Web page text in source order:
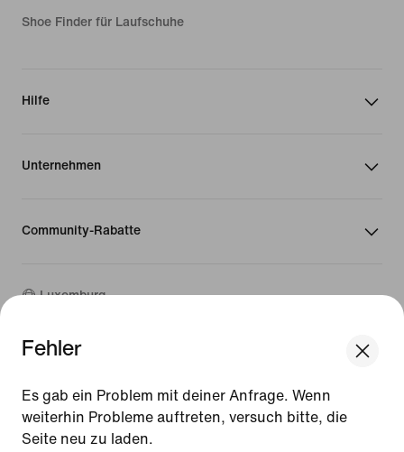
Update your location?
Luxemburg
Fehler
Es gab ein Problem mit deiner Anfrage. Wenn
weiterhin Probleme auftreten, versuch bitte, die
Seite neu zu laden.
Shoe Finder für Laufschuhe
Hilfe
Unternehmen
Community-Rabatte
Luxemburg
© 2026Nike, Inc. Alle Rechte vorbehalten
Nutzungsbedingungen
Verkaufsbedingungen
Impressum